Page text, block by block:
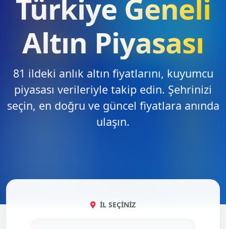
Türkiye Geneli
Altın Piyasası
81 ildeki anlık altın fiyatlarını, kuyumcu
piyasası verileriyle takip edin. Şehrinizi
seçin, en doğru ve güncel fiyatlara anında
ulaşın.
İL SEÇINIZ